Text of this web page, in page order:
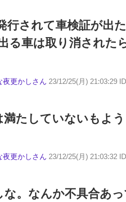
行されて車検証が出
る車は取り消された
夜更かしさん 23/12/25(月) 21:03:29
満たしていないもよう
夜更かしさん 23/12/25(月) 21:03:32
な。なんか不具合あ